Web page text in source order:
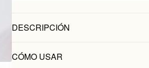
DESCRIPCIÓN
CÓMO USAR